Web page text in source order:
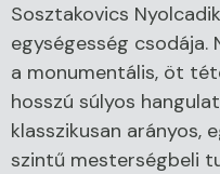
Sosztakovics
egységesség csodája.
a monumentális, öt
hosszú súlyos
klasszikusan arányos,
szintű mesterségbeli